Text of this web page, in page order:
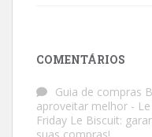
COMENTÁRIOS
Guia de compras
aproveitar melhor -
Friday Le Biscuit: